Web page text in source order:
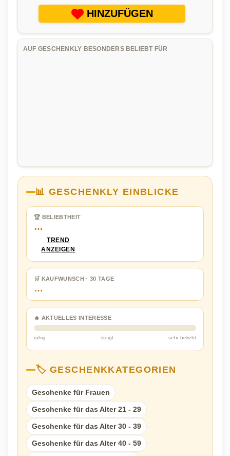
HINZUFÜGEN
AUF GESCHENKLY BESONDERS BELIEBT FÜR
📊 GESCHENKLY EINBLICKE
🏆 BELIEBTHEIT
…
TREND
ANZEIGEN
🛒 KAUFWUNSCH · 30 TAGE
…
🔥 AKTUELLES INTERESSE
ruhig steigt sehr beliebt
🏷️ GESCHENKKATEGORIEN
Geschenke für Frauen
Geschenke für das Alter 21 - 29
Geschenke für das Alter 30 - 39
Geschenke für das Alter 40 - 59